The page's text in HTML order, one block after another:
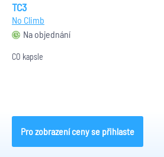
TC3
No Climb
Na objednání
CO kapsle
Pro zobrazení ceny se přihlaste